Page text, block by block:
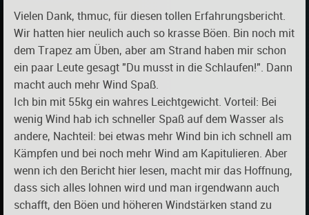
Vielen Dank, thmuc, für diesen tollen Erfahrungsbericht.
Wir hatten hier neulich auch so krasse Böen. Bin noch mit
dem Trapez am Üben, aber am Strand haben mir schon
ein paar Leute gesagt "Du musst in die Schlaufen!". Dann
macht auch mehr Wind Spaß.
Ich bin mit 55kg ein wahres Leichtgewicht. Vorteil: Bei
wenig Wind hab ich schneller Spaß auf dem Wasser als
andere, Nachteil: bei etwas mehr Wind bin ich schnell am
Kämpfen und bei noch mehr Wind am Kapitulieren. Aber
wenn ich den Bericht hier lesen, macht mir das Hoffnung,
dass sich alles lohnen wird und man irgendwann auch
schafft, den Böen und höheren Windstärken stand zu